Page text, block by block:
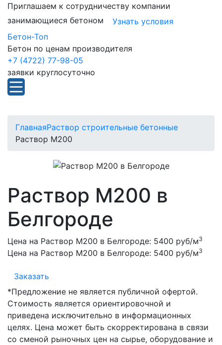
Приглашаем к сотрудничеству компании
занимающиеся бетоном
Узнать условия
Бетон-Топ
Бетон по ценам производителя
+7 (4722) 77-98-05
заявки круглосуточно
ГлавнаяРаствор строительные бетонные
Раствор М200
Раствор М200 в
Белгороде
Цена на Раствор М200 в Белгороде: 5400 руб/м3
Цена на Раствор М200 в Белгороде: 5400 руб/м3
Заказать
*Предложение не является публичной офертой.
Стоимость является ориентировочной и
приведена исключительно в информационных
целях. Цена может быть скорректирована в связи
со сменой рыночных цен на сырье, оборудование и